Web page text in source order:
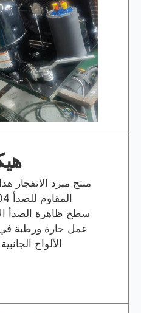
سطح ظاهرة الصدأ
عمل حارة ورطبة في
الألواح